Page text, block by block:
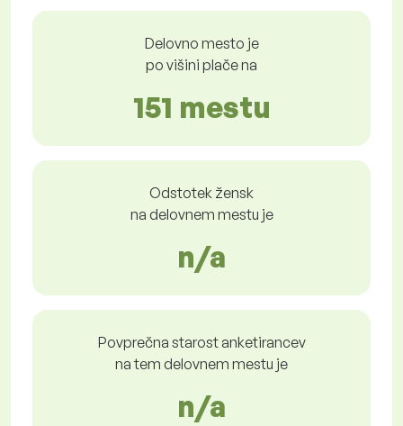
Delovno mesto je
po višini plače na
151 mestu
Odstotek žensk
na delovnem mestu je
n/a
Povprečna starost anketirancev
na tem delovnem mestu je
n/a